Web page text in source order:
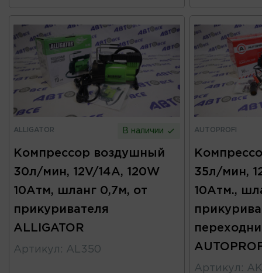
ALLIGATOR В наличии
Компрессор воздушный
30л/мин, 12V/14A, 120W
10Атм, шланг 0,7м, от
прикуривателя
ALLIGATOR
Артикул : AL350
AUTOPROFI
35л/мин,
10Атм.,
Артикул :